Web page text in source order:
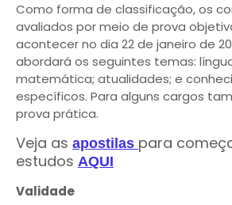
Como forma de classificação, os
avaliados por meio de prova
acontecer no dia 22 de janeiro de
abordará os seguintes temas:
matemática; atualidades; e
específicos. Para alguns cargos
prova prática.
Veja as apostilas para
estudos AQUI
Validade